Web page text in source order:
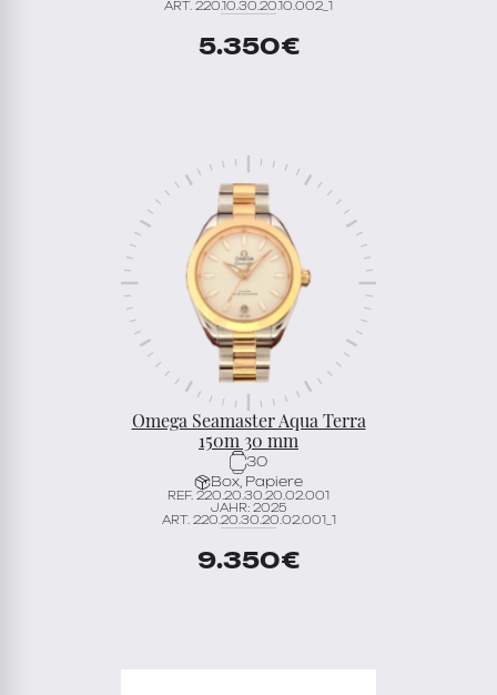
ART. 220.10.30.20.10.002_1
5.350€
Omega Seamaster Aqua Terra
150m 30 mm
30
Box, Papiere
REF. 220.20.30.20.02.001
JAHR: 2025
ART. 220.20.30.20.02.001_1
9.350€